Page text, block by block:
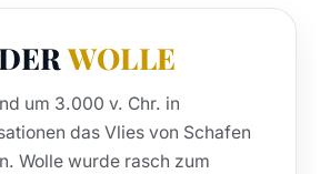
WOLLE
um 3.000 v. Chr. in
das Vlies von Schafen
Wolle wurde rasch zum